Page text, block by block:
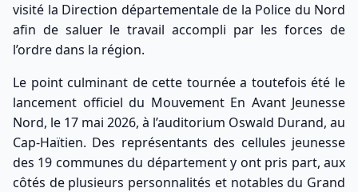
visité la Direction départementale de la Police du Nord
afin de saluer le travail accompli par les forces de
l’ordre dans la région.
Le point culminant de cette tournée a toutefois été le
lancement officiel du Mouvement En Avant Jeunesse
Nord, le 17 mai 2026, à l’auditorium Oswald Durand, au
Cap-Haïtien. Des représentants des cellules jeunesse
des 19 communes du département y ont pris part, aux
côtés de plusieurs personnalités et notables du Grand